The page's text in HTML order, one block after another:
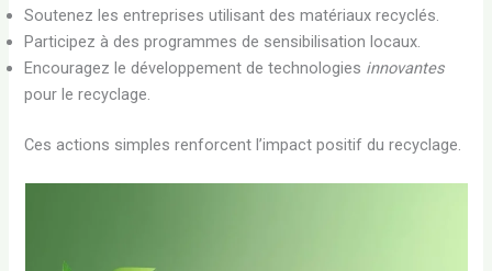
Soutenez les entreprises utilisant des matériaux recyclés.
Participez à des programmes de sensibilisation locaux.
Encouragez le développement de technologies innovantes
pour le recyclage.
Ces actions simples renforcent l’impact positif du recyclage.